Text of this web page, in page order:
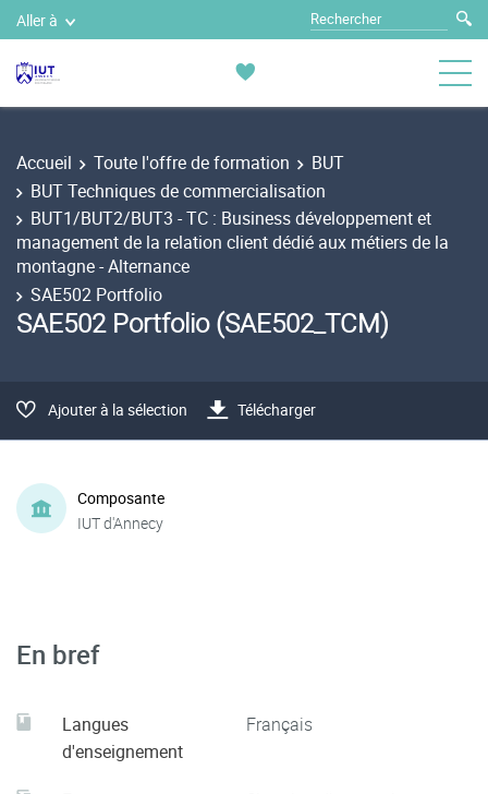
Aller à
Accueil Toute l'offre de formation
BUT
BUT Techniques de commercialisation
BUT1/BUT2/BUT3 - TC : Business développement et
management de la relation client dédié aux métiers de la
montagne - Alternance
SAE502 Portfolio
SAE502 Portfolio (SAE502_TCM)
Ajouter à la sélection Télécharger
Composante
IUT d'Annecy
En bref
Langues
d'enseignement
Français